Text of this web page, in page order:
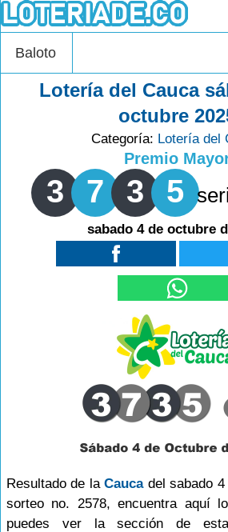
Baloto
Lotería del Cauca
octubre
Categoría: Lotería del
Premio
3 7 3 5
sabado 4 de octubre
Resultado de laCaucadel sabado 4
sorteo no. 2578, encuentra aquí
puedes ver la sección de